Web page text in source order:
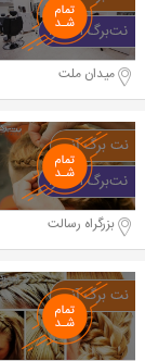
میدان ملت
بزرگراه رسالت